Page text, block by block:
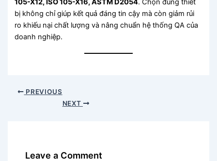
bị không chỉ giúp kết quả đáng tin cậy mà còn giảm rủi
ro khiếu nại chất lượng và nâng chuẩn hệ thống QA của
doanh nghiệp.
PREVIOUS
NEXT
Leave a Comment